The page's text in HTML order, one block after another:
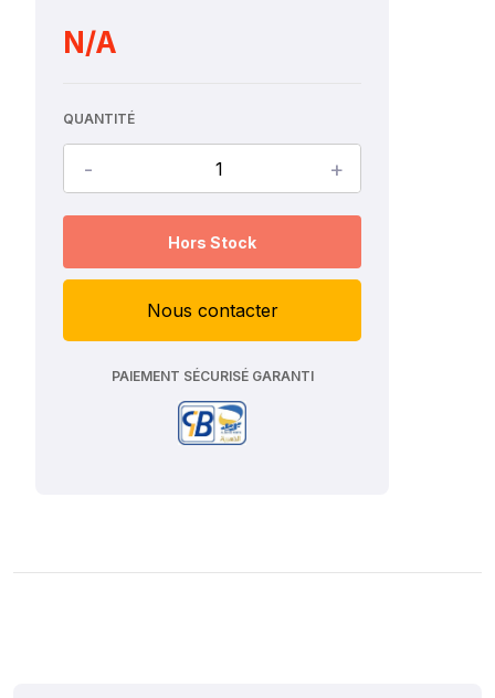
N/A
QUANTITÉ
- +
Hors Stock
Nous contacter
PAIEMENT SÉCURISÉ GARANTI